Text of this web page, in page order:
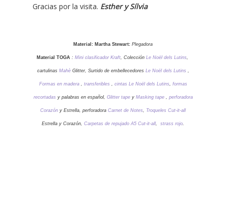
Gracias por la visita. Esther y Sílvia
Material: Martha Stewart:Plegadora
Material TOGA : Mini clasificador Kraft, Colección Le Noël dels Lutins
cartulinas MahèGlitter, Surtido de embellecedores Le Noël dels Lutins
Formas en madera, transferibles cintas Le Noël dels Lutins formas
recortadas y palabras en español, Glitter tapey Masking tape, perforadora
Corazón y Estrella, perforadoraCarnet de Notes Troqueles Cut-it-all
Estrella y Corazón,Carpetas de repujado A5 Cut-it-all ,strass rojo